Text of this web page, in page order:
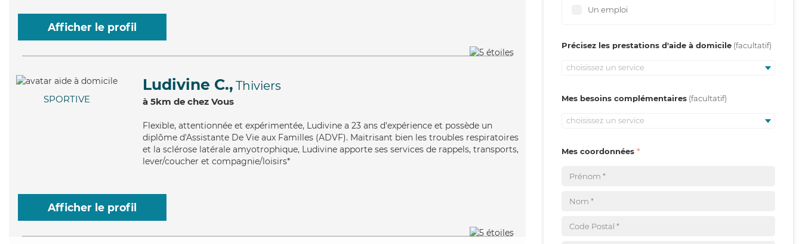
Afficher le profil
SPORTIVE
Ludivine C., Thiviers
à 5km de chez Vous
Flexible, attentionnée et expérimentée, Ludivine a 23 ans d'expérience et possède un
diplôme d'Assistante De Vie aux Familles (ADVF). Maitrisant bien les troubles respiratoires
et la sclérose latérale amyotrophique, Ludivine apporte ses services de rappels, transports,
lever/coucher et compagnie/loisirs*
Afficher le profil
Un emploi
Précisez les prestations d'aide à domicile
choisissez un service
Mes besoins complémentaires
choisissez un service
Mes coordonnées